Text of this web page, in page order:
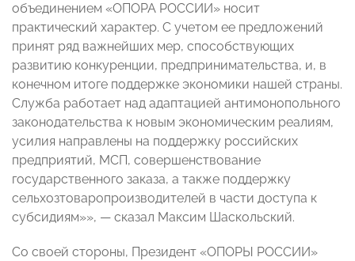
объединением «ОПОРА РОССИИ» носит
практический характер. С учетом ее предложений
принят ряд важнейших мер, способствующих
развитию конкуренции, предпринимательства, и, в
конечном итоге поддержке экономики нашей страны.
Служба работает над адаптацией антимонопольного
законодательства к новым экономическим реалиям,
усилия направлены на поддержку российских
предприятий, МСП, совершенствование
государственного заказа, а также поддержку
сельхозтоваропроизводителей в части доступа к
субсидиям»», — сказал Максим Шаскольский.
Со своей стороны, Президент «ОПОРЫ РОССИИ»